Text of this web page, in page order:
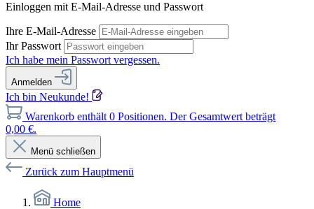
Einloggen mit E-Mail-Adresse und Passwort
Ihre E-Mail-Adresse
Ihr Passwort
Ich habe mein Passwort vergessen.
Anmelden
Ich bin Neukunde!
Warenkorb enthält 0 Positionen. Der Gesamtwert beträgt
0,00 €.
Menü schließen
Zurück zum Hauptmenü
Home